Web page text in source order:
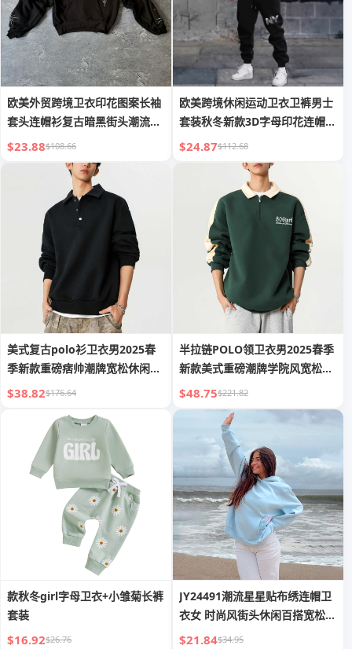
欧美外贸跨境卫衣印花图案长袖
套头连帽衫复古暗黑街头潮流
y2k
$23.88$108.66
欧美跨境休闲运动卫衣卫裤男士
套装秋冬新款3D字母印花连帽衫
套装
$24.87$112.68
美式复古polo衫卫衣男2025春
季新款重磅痞帅潮牌宽松休闲翻
领外套
$38.82$176.64
半拉链POLO领卫衣男2025春季
新款美式重磅潮牌学院风宽松翻
领外套
$48.75$221.82
款秋冬girl字母卫衣+小雏菊长裤
套装
$16.92$26.76
JY24491潮流星星贴布绣连帽卫
衣女 时尚风街头休闲百搭宽松款
上衣
$21.84$34.95